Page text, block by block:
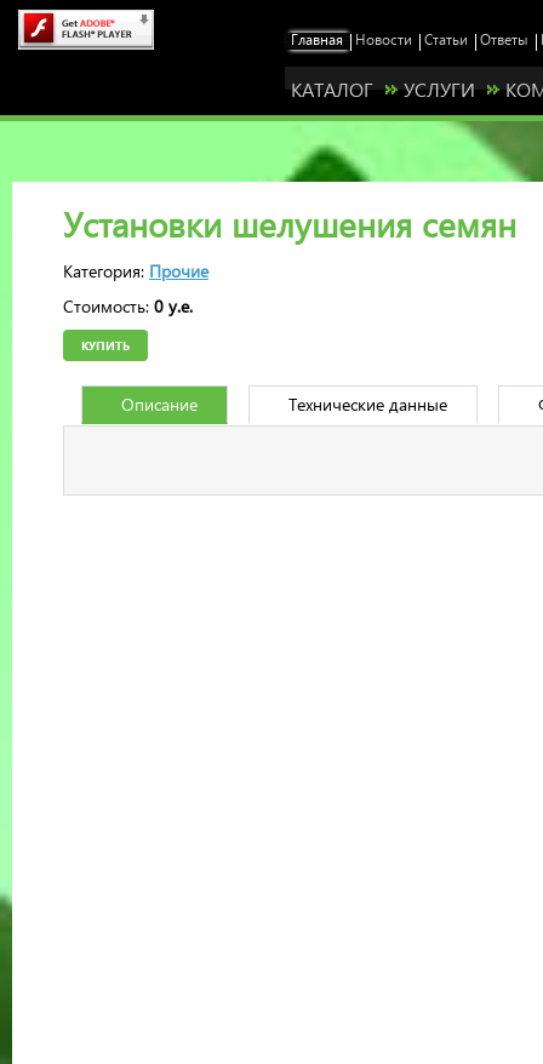
КАТАЛОГ УСЛУГИ
Установки шелушения семян
Категория: Прочие
Стоимость: 0 у.е.
КУПИТЬ
Описание Технические данные